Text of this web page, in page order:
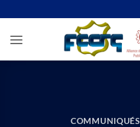
au
contenu
COMMUNIQUÉS